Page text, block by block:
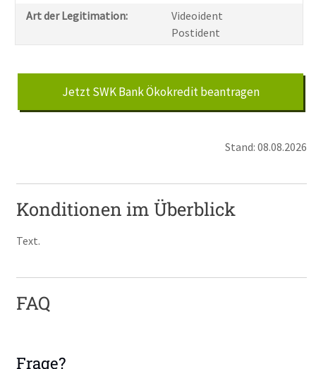
Art der Legitimation:
Videoident
Postident
Jetzt SWK Bank Ökokredit beantragen
Stand: 08.08.2026
Konditionen im Überblick
Text.
FAQ
Frage?